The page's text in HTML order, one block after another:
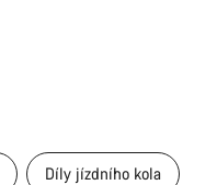
Díly jízdního kola